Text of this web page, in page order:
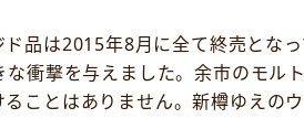
品は2015年8月に全て終売とな
衝撃を与えました。余市のモル
ことはありません。新樽ゆえの